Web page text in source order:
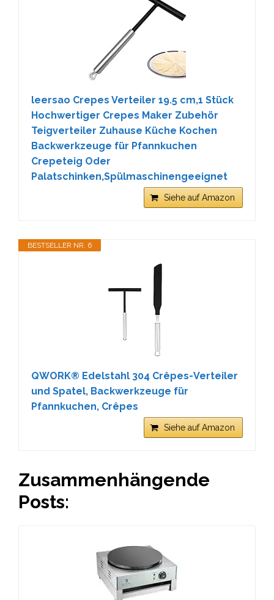
leersao Crepes Verteiler 19.5 cm,1 Stück
Hochwertiger Crepes Maker Zubehör
Teigverteiler Zuhause Küche Kochen
Backwerkzeuge für Pfannkuchen
Crepeteig Oder
Palatschinken,Spülmaschinengeeignet
Siehe auf Amazon
BESTSELLER NR. 6
QWORK® Edelstahl 304 Crêpes-Verteiler
und Spatel, Backwerkzeuge für
Pfannkuchen, Crêpes
Siehe auf Amazon
Zusammenhängende
Posts: